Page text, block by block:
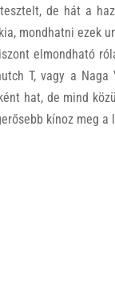
de hát a
mondhatni ezek
elmondható
T, vagy a
hat, de mind
kínoz meg a